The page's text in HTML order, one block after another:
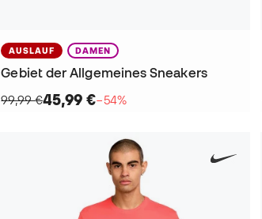
AUSLAUF DAMEN
Gebiet der Allgemeines Sneakers
99,99 €45,99 €−54%